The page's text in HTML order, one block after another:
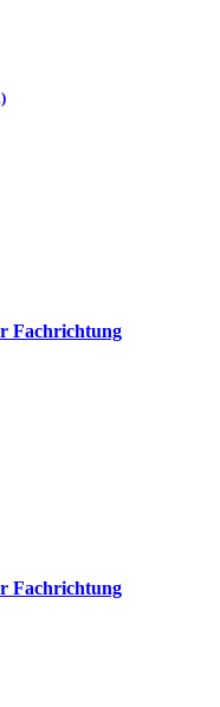
Fachrichtung
Fachrichtung